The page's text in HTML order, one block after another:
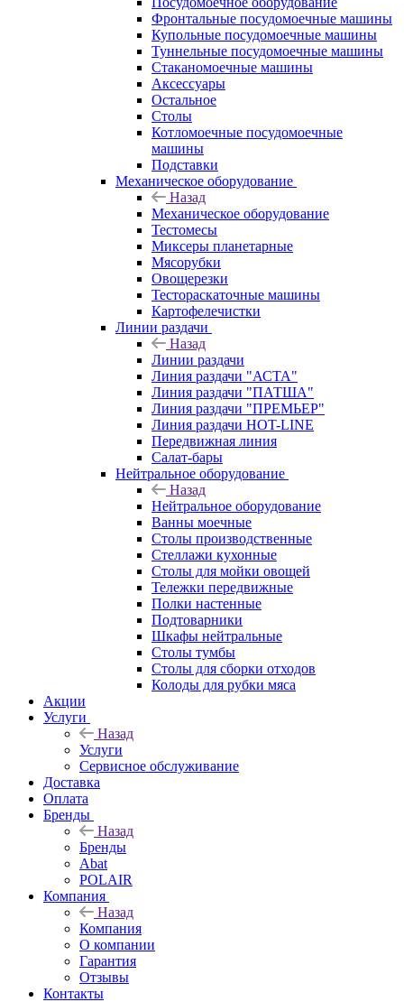
Фронтальные посудомоечные машины
Купольные посудомоечные машины
Туннельные посудомоечные машины
Стаканомоечные машины
Аксессуары
Остальное
Столы
Котломоечные посудомоечные
машины
Подставки
Механическое оборудование
Назад
Механическое оборудование
Тестомесы
Миксеры планетарные
Мясорубки
Овощерезки
Тестораскаточные машины
Картофелечистки
Линии раздачи
Назад
Линии раздачи
Линия раздачи "АСТА"
Линия раздачи "ПАТША"
Линия раздачи "ПРЕМЬЕР"
Линия раздачи HOT-LINE
Передвижная линия
Салат-бары
Нейтральное оборудование
Назад
Нейтральное оборудование
Ванны моечные
Столы производственные
Стеллажи кухонные
Столы для мойки овощей
Тележки передвижные
Полки настенные
Подтоварники
Шкафы нейтральные
Столы тумбы
Столы для сборки отходов
Колоды для рубки мяса
Акции
Услуги
Назад
Услуги
Сервисное обслуживание
Доставка
Оплата
Бренды
Назад
Бренды
Abat
POLAIR
Компания
Назад
Компания
О компании
Гарантия
Отзывы
Контакты